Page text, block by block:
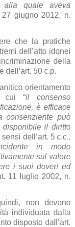
alla quale aveva
giugno 2012, n.
che la pratiche
dell’atto idonei
della
dell’art. 50 c.p.
orientamento
cui “il consenso
è efficace
consenziente può
disponibile il diritto
dell’art. 5 c.c.,
in modo
sul valore
i suoi doveri ed
11 luglio 2002, n.
non devono
individuata dalla
disposto dall’art.